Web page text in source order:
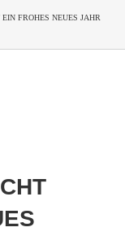
FROHES NEUES JAHR